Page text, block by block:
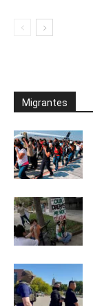
Migrantes